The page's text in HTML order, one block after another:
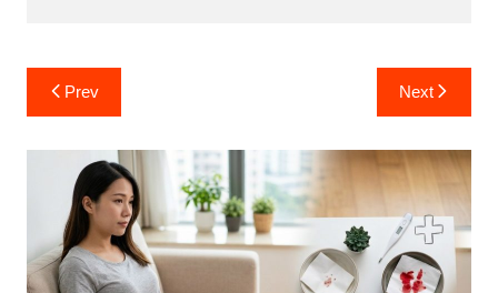
Post
navigation
Prev Next